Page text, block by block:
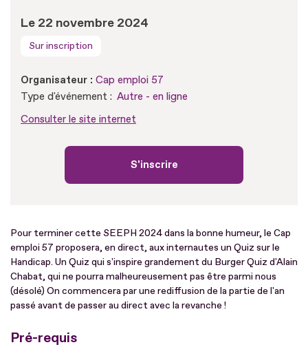
Le 22 novembre 2024
Sur inscription
Organisateur : Cap emploi 57
Type d'événement : Autre - en ligne
Consulter le site internet
S'inscrire
Pour terminer cette SEEPH 2024 dans la bonne humeur, le Cap
emploi 57 proposera, en direct, aux internautes un Quiz sur le
Handicap. Un Quiz qui s'inspire grandement du Burger Quiz d'Alain
Chabat, qui ne pourra malheureusement pas être parmi nous
(désolé) On commencera par une rediffusion de la partie de l'an
passé avant de passer au direct avec la revanche !
Pré-requis